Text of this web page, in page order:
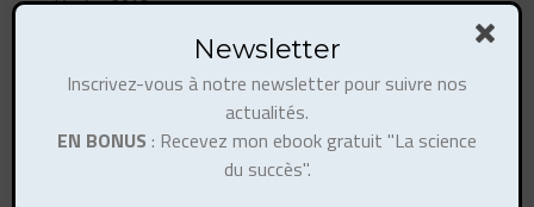
février 2018
novembre 2017
août 2017
Newsletter
Inscrivez-vous à notre newsletter pour suivre nos
actualités.
EN BONUS : Recevez mon ebook gratuit "La science
du succès".